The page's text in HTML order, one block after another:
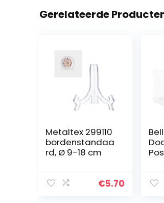
Gerelateerde
Metaltex 299110
bordenstandaa
rd, Ø 9-18 cm
€5.70